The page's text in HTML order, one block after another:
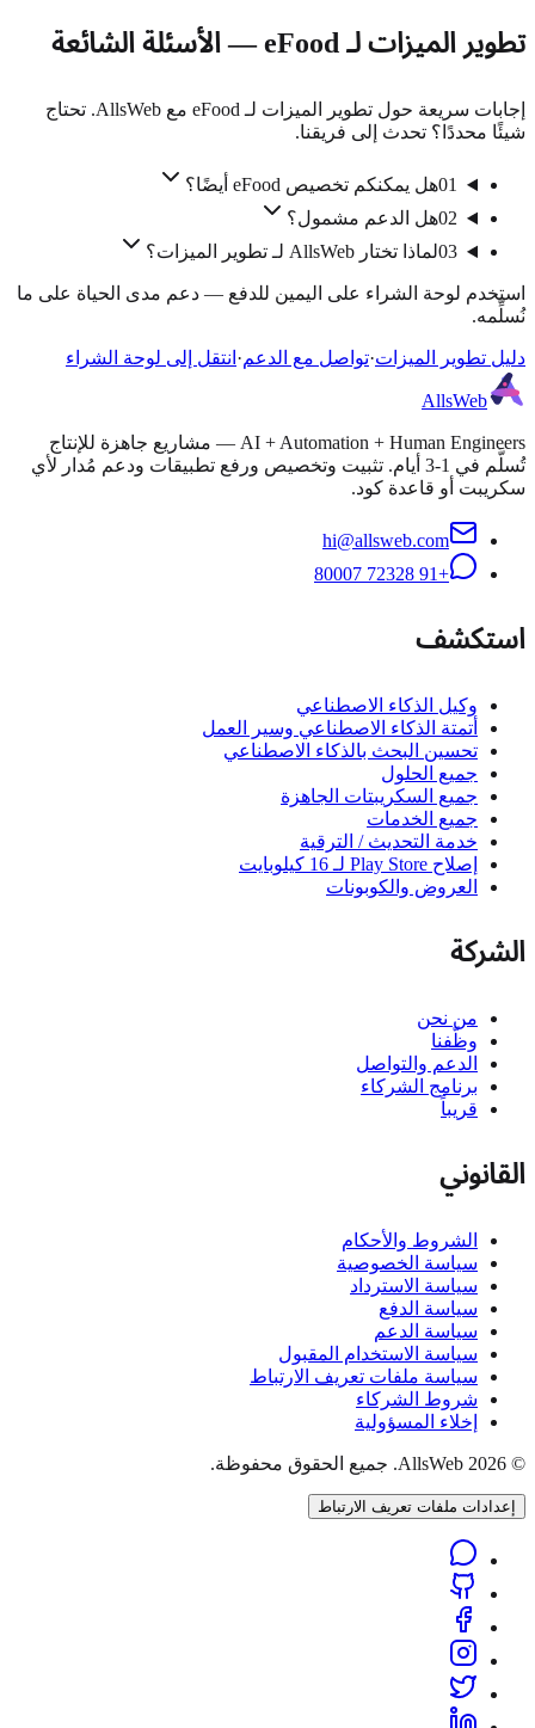
تطوير الميزات لـ eFood — الأسئلة الشائعة
إجابات سريعة حول تطوير الميزات لـ eFood مع AllsWeb. تحتاج
شيئًا محددًا؟ تحدث إلى فريقنا.
01هل يمكنكم تخصيص eFood أيضًا؟
02هل الدعم مشمول؟
03لماذا تختار AllsWeb لـ تطوير الميزات؟
استخدم لوحة الشراء على اليمين للدفع — دعم مدى الحياة على ما
نُسلِّمه.
دليل تطوير الميزات·تواصل مع الدعم· انتقل إلى لوحة الشراء
AllsWeb
AI + Automation + Human Engineers — مشاريع جاهزة للإنتاج
تُسلَّم في 1-3 أيام. تثبيت وتخصيص ورفع تطبيقات ودعم مُدار لأي
سكريبت أو قاعدة كود.
hi@allsweb.com
+91 72328 80007
استكشف
وكيل الذكاء الاصطناعي
أتمتة الذكاء الاصطناعي وسير العمل
تحسين البحث بالذكاء الاصطناعي
جميع الحلول
جميع السكريبتات الجاهزة
جميع الخدمات
خدمة التحديث / الترقية
إصلاح Play Store لـ 16 كيلوبايت
العروض والكوبونات
الشركة
من نحن
وظّفنا
الدعم والتواصل
برنامج الشركاء
قريباً
القانوني
الشروط والأحكام
سياسة الخصوصية
سياسة الاسترداد
سياسة الدفع
سياسة الدعم
سياسة الاستخدام المقبول
سياسة ملفات تعريف الارتباط
شروط الشركاء
إخلاء المسؤولية
© 2026 AllsWeb. جميع الحقوق محفوظة.
إعدادات ملفات تعريف الارتباط